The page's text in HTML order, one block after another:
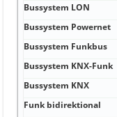
Bussystem LON
Bussystem Powernet
Bussystem Funkbus
Bussystem KNX-Funk
Bussystem KNX
Funk bidirektional